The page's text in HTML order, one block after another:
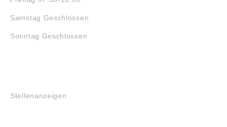
Samstag Geschlossen
Sonntag Geschlossen
Stellenanzeigen